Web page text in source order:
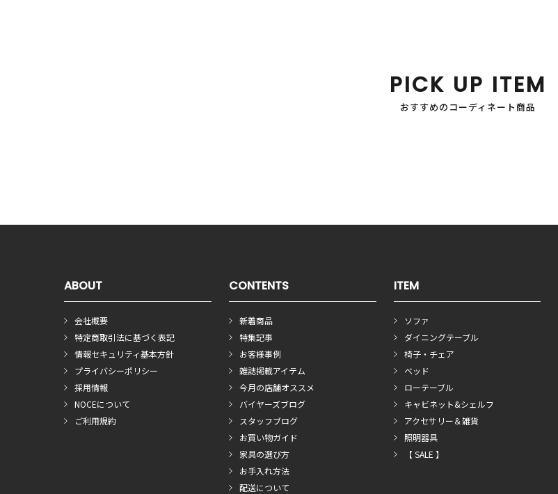
PICK UP ITEM
おすすめのコーディネート商品
ABOUT
会社概要
特定商取引法に基づく表記
情報セキュリティ基本方針
プライバシーポリシー
採用情報
NOCEについて
ご利用規約
CONTENTS
新着商品
特集記事
お客様事例
雑誌掲載アイテム
今月の店舗オススメ
バイヤーズブログ
スタッフブログ
お買い物ガイド
家具の選び方
お手入れ方法
配送について
ITEM
ソファ
ダイニングテーブル
椅子・チェア
ベッド
ローテーブル
キャビネット&シェルフ
アクセサリー＆雑貨
照明器具
【 SALE 】